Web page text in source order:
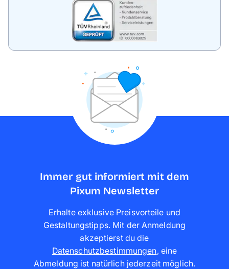
Immer gut informiert mit dem
Pixum Newsletter
Erhalte exklusive Preisvorteile und
Gestaltungstipps. Mit der Anmeldung
akzeptierst du die
Datenschutzbestimmungen, eine
Abmeldung ist natürlich jederzeit möglich.